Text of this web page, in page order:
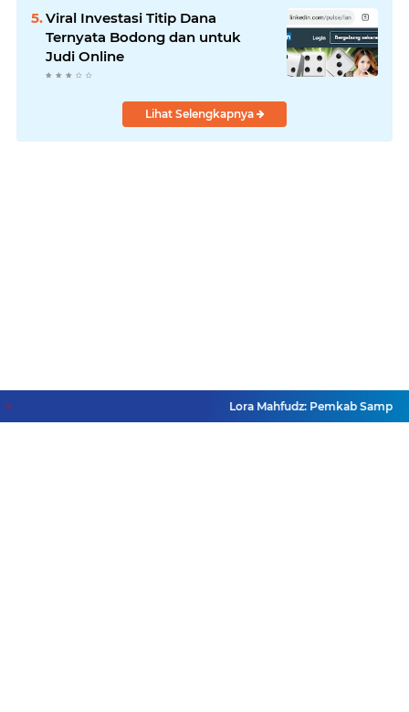
Viral Investasi Titip Dana
Ternyata Bodong dan untuk
Judi Online
Lihat Selengkapnya
Lora Mahfudz: Pemkab Sampang